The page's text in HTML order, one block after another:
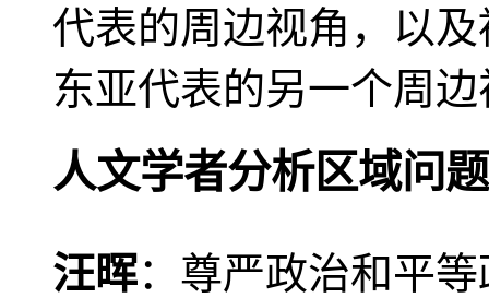
代表的周边视角，以
东亚代表的另一个周
人文学者分析区域问题
汪晖：尊严政治和平